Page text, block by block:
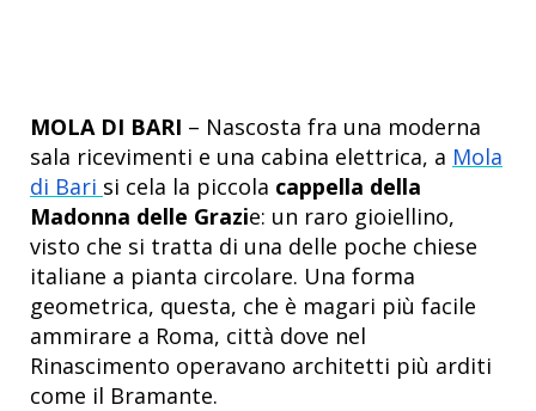
MOLA DI BARI – Nascosta fra una moderna
sala ricevimenti e una cabina elettrica, a Mola
di Bari si cela la piccola cappella della
Madonna delle Grazie: un raro gioiellino,
visto che si tratta di una delle poche chiese
italiane a pianta circolare. Una forma
geometrica, questa, che è magari più facile
ammirare a Roma, città dove nel
Rinascimento operavano architetti più arditi
come il Bramante.